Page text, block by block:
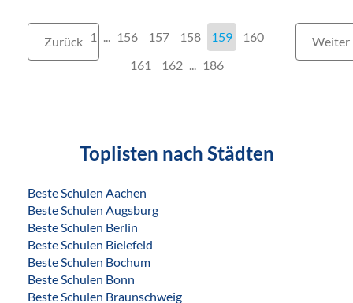
Zurück 1 ... 156 157 158 159
160
161
162 ... 186
Weiter
Toplisten nach Städten
Beste Schulen Aachen
Beste Schulen Augsburg
Beste Schulen Berlin
Beste Schulen Bielefeld
Beste Schulen Bochum
Beste Schulen Bonn
Beste Schulen Braunschweig